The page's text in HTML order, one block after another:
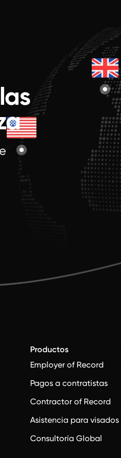
Productos
Employer of Record
Pagos a contratistas
Contractor of Record
Asistencia para visados
Consultoría Global